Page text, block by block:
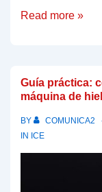
Cada
y
mantenimiento
Read more »
Guía práctica:
máquina de
BY COMUNICA2
IN ICE